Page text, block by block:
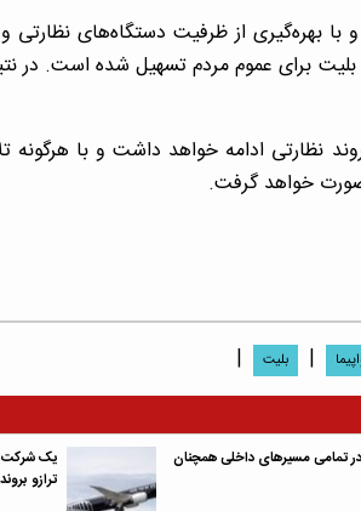
با بهره‌گیری از ظرفیت دستگاه‌های نظارتی
بلیت برای عموم مردم تسهیل شده است. در
نظارتی ادامه خواهد داشت و با
صورت خواهد گرفت.
| بلیت
|
تمامی مسیرهای داخلی همچنان
یک شرکت
ترازو بروند